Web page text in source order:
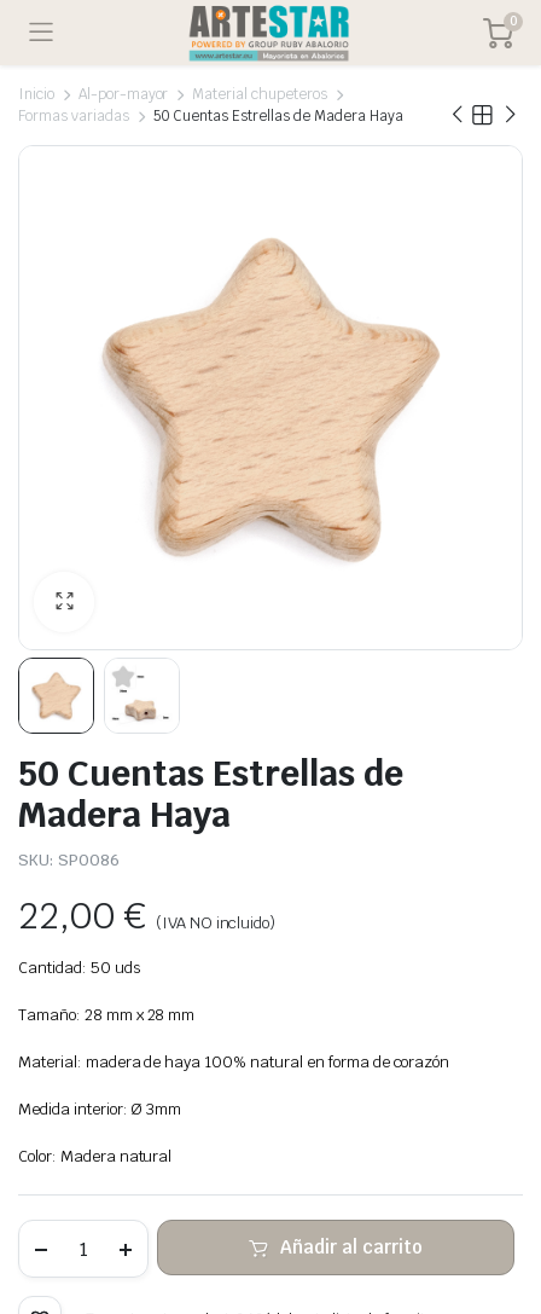
0
Inicio Al-por-mayor
Material chupeteros
Formas variadas
50 Cuentas Estrellas de Madera Haya
50 Cuentas Estrellas de
Madera Haya
SKU: SP0086
22,00€ (IVA NO incluido)
Cantidad: 50 uds
Tamaño: 28 mm x 28 mm
Material: madera de haya 100% natural en forma de corazón
Medida interior: Ø 3mm
Color: Madera natural
Cuentas
Estrellas
Añadir al carrito